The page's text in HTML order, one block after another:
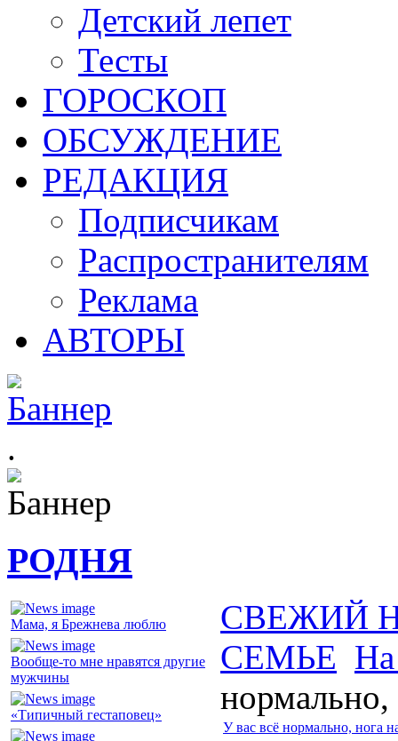
Детский лепет
Тесты
ГОРОСКОП
ОБСУЖДЕНИЕ
РЕДАКЦИЯ
Подписчикам
Распространителям
Реклама
АВТОРЫ
.
РОДНЯ
Мама, я Брежнева люблю
Вообще-то мне нравятся другие
мужчины
«Типичный гестаповец»
СВЕЖИЙ
СЕМЬЕ На
нормально,
У вас всё нормально, нога